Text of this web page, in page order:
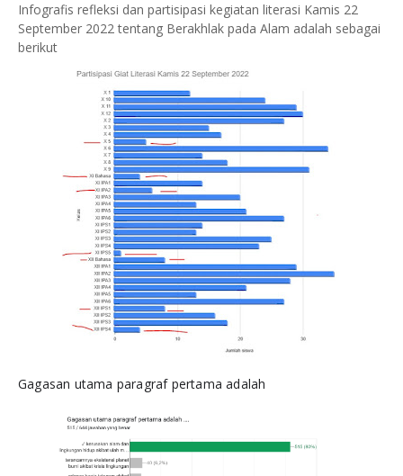
Infografis refleksi dan partisipasi kegiatan literasi Kamis 22
September 2022 tentang Berakhlak pada Alam adalah sebagai
berikut
Gagasan utama paragraf pertama adalah